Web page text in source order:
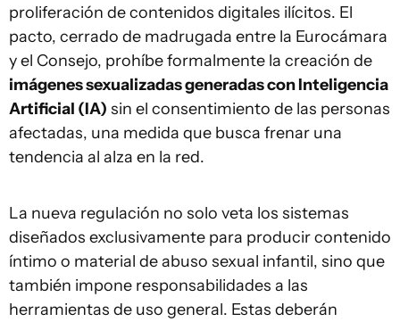
proliferación de contenidos digitales ilícitos. El
pacto, cerrado de madrugada entre la Eurocámara
y el Consejo, prohíbe formalmente la creación de
imágenes sexualizadas generadas con Inteligencia
Artificial (IA) sin el consentimiento de las personas
afectadas, una medida que busca frenar una
tendencia al alza en la red.
La nueva regulación no solo veta los sistemas
diseñados exclusivamente para producir contenido
íntimo o material de abuso sexual infantil, sino que
también impone responsabilidades a las
herramientas de uso general. Estas deberán